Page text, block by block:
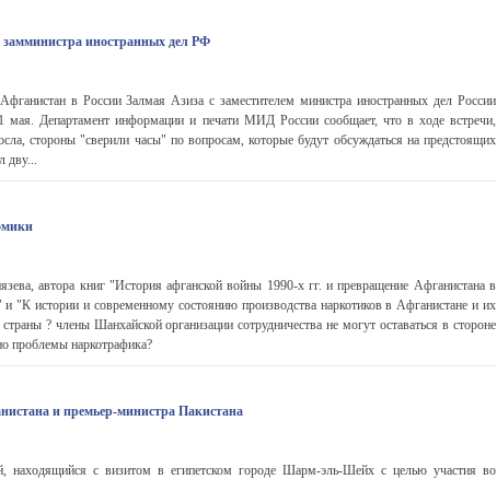
замминистра иностранных дел РФ
в России Залмая Азиза с заместителем министра иностранных дел России
мая. Департамент информации и печати МИД России сообщает, что в ходе встречи,
стороны "сверили часы" по вопросам, которые будут обсуждаться на предстоящих
дву...
автора книг "История афганской войны 1990-х гг. и превращение Афганистана в
"К истории и современному состоянию производства наркотиков в Афганистане и их
? члены Шанхайской организации сотрудничества не могут оставаться в стороне
проблемы наркотрафика?
и премьер-министра Пакистана
находящийся с визитом в египетском городе Шарм-эль-Шейх с целью участия во